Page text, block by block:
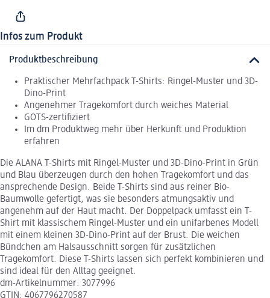
Infos zum Produkt
Produktbeschreibung
Praktischer Mehrfachpack T-Shirts: Ringel-Muster und 3D-
Dino-Print
Angenehmer Tragekomfort durch weiches Material
GOTS-zertifiziert
Im dm Produktweg mehr über Herkunft und Produktion
erfahren
Die ALANA T-Shirts mit Ringel-Muster und 3D-Dino-Print in Grün
und Blau überzeugen durch den hohen Tragekomfort und das
ansprechende Design. Beide T-Shirts sind aus reiner Bio-
Baumwolle gefertigt, was sie besonders atmungsaktiv und
angenehm auf der Haut macht. Der Doppelpack umfasst ein T-
Shirt mit klassischem Ringel-Muster und ein unifarbenes Modell
mit einem kleinen 3D-Dino-Print auf der Brust. Die weichen
Bündchen am Halsausschnitt sorgen für zusätzlichen
Tragekomfort. Diese T-Shirts lassen sich perfekt kombinieren und
sind ideal für den Alltag geeignet.
dm-Artikelnummer: 3077996
GTIN: 4067796270587